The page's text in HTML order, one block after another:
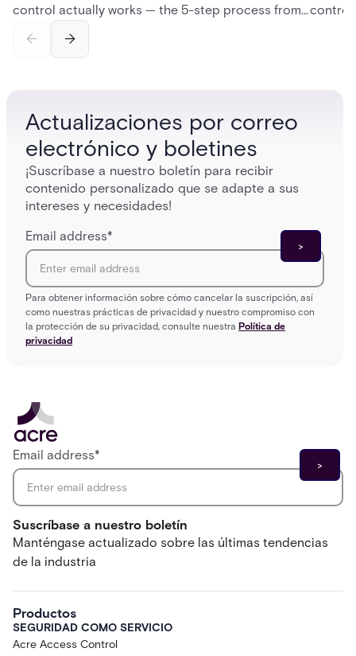
control actually works — the 5-step process from
and software components, and the access control
control
Actualizaciones por correo
electrónico y boletines
¡Suscríbase a nuestro boletín para recibir
contenido personalizado que se adapte a sus
intereses y necesidades!
Email address*
Para obtener información sobre cómo cancelar la suscripción, así
como nuestras prácticas de privacidad y nuestro compromiso con
la protección de su privacidad, consulte nuestra Política de
privacidad
Suscríbase a nuestro boletín
Manténgase actualizado sobre las últimas tendencias
de la industria
Email address*
Productos
SEGURIDAD COMO SERVICIO
Acre Access Control